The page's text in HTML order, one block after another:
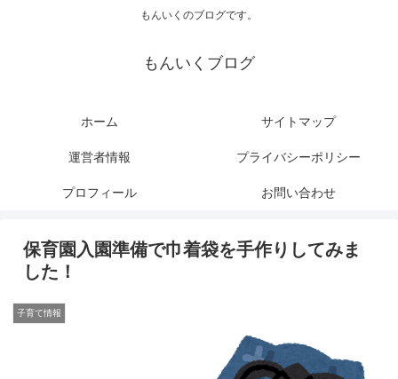
もんいくのブログです。
もんいくブログ
ホーム サイトマップ
運営者情報 プライバシーポリシー
プロフィール お問い合わせ
保育園入園準備で巾着袋を手作りしてみま
した！
子育て情報